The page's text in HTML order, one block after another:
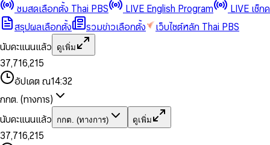
ชมสดเลือกตั้ง Thai PBS LIVE English Program
LIVE เช็ก
สรุปผลเลือกตั้ง
รวมข่าวเลือกตั้ง
เว็บไซต์หลัก Thai PBS
นับคะแนนแล้ว
ดูเพิ่ม
0
1
2
3
4
5
6
8
9
2
3
4
5
6
7
8
9
,
2
4
6
7
8
9
0
1
2
3
4
5
6
7
8
1
3
5
6
7
8
9
,
1
2
4
5
7
8
9
0
1
3
4
6
7
8
0
2
3
4
5
7
8
อัปเดต ณ14:32
กกต. (ทางการ)
นับคะแนนแล้ว
กกต. (ทางการ) ดูเพิ่ม
0
1
2
3
0
1
2
4
5
6
7,
0
1
2
4
6
7
0
1
0
1
3
5
6,
1
2
0
1
0
2
3
4
5